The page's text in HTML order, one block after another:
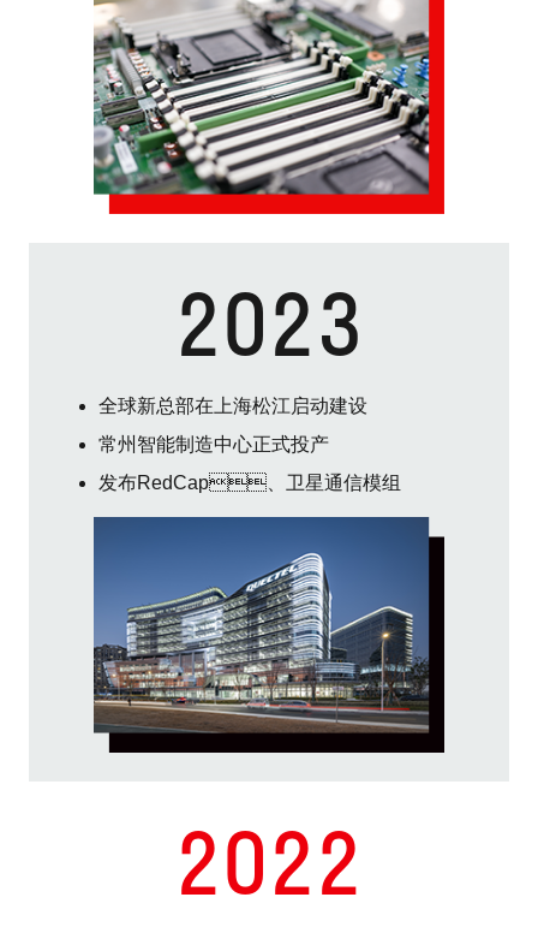
2023
全球新总部在上海松江启动建设
常州智能制造中心正式投产
发布RedCap、卫星通信模组
2022